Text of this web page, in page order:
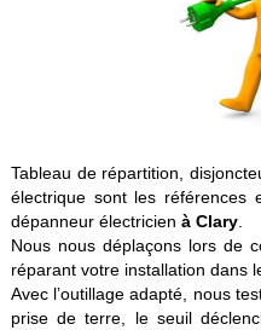
Tableau de répartition,
électrique sont les références
dépanneur électricien à Clary.
Nous nous déplaçons lors de
réparant votre installation dans
Avec l’outillage adapté, nous
prise de terre, le seuil